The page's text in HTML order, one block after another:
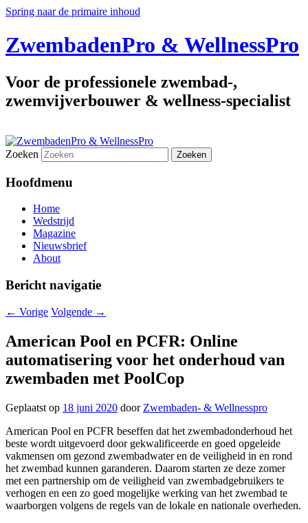
Spring naar de primaire inhoud
ZwembadenPro & WellnessPro
Voor de professionele zwembad-,
zwemvijverbouwer & wellness-specialist
Zoeken
Hoofdmenu
Home
Wedstrijd
Magazine
Nieuwsbrief
About
Bericht navigatie
← Vorige Volgende →
American Pool en PCFR: Online
automatisering voor het onderhoud van
zwembaden met PoolCop
Geplaatst op 18 juni 2020 door Zwembaden- & Wellnesspro
American Pool en PCFR beseffen dat het zwembadonderhoud het
beste wordt uitgevoerd door gekwalificeerde en goed opgeleide
vakmensen om gezond zwembadwater en de veiligheid in en rond
het zwembad kunnen garanderen. Daarom starten ze deze zomer
met een partnership om de veiligheid van zwembadgebruikers te
verhogen en een zo goed mogelijke werking van het zwembad te
waarborgen volgens de regels van de lokale en nationale overheden.